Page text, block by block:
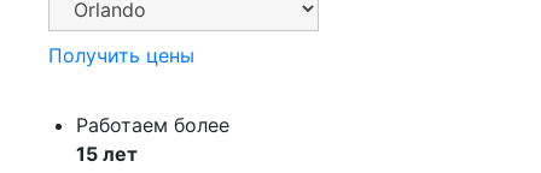
Получить цены
Работаем более
15 лет